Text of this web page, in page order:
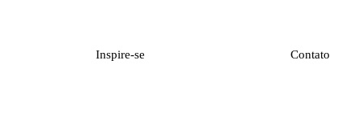
Inspire-se Contato